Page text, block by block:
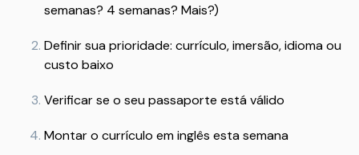
semanas? 4 semanas? Mais?)
Definir sua prioridade: currículo, imersão, idioma ou
custo baixo
Verificar se o seu passaporte está válido
Montar o currículo em inglês esta semana